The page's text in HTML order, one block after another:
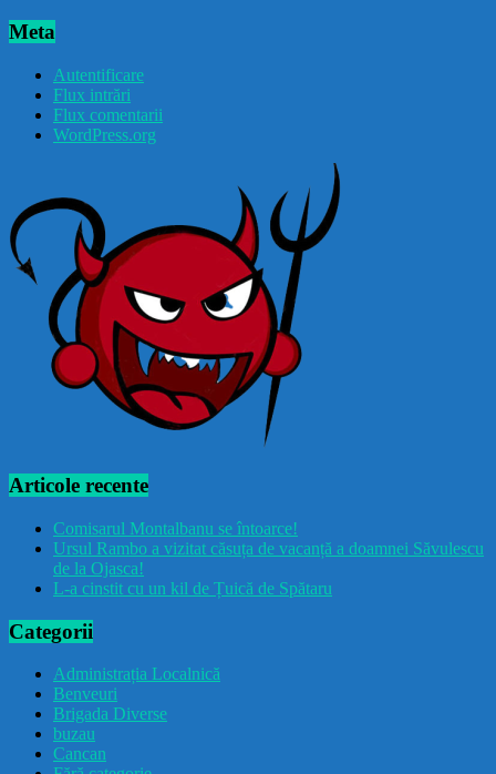
Meta
Autentificare
Flux intrări
Flux comentarii
WordPress.org
Articole recente
Comisarul Montalbanu se întoarce!
Ursul Rambo a vizitat căsuța de vacanță a doamnei Săvulescu
de la Ojasca!
L-a cinstit cu un kil de Țuică de Spătaru
Categorii
Administrația Localnică
Benveuri
Brigada Diverse
buzau
Cancan